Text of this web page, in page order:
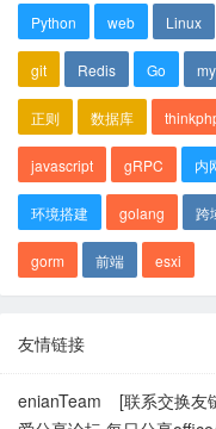
Python web Linux
git Redis Go
正则 数据库
javascript gRPC 内
环境搭建 golang 跨
gorm 前端 esxi
友情链接
enianTeam
[联系交换友